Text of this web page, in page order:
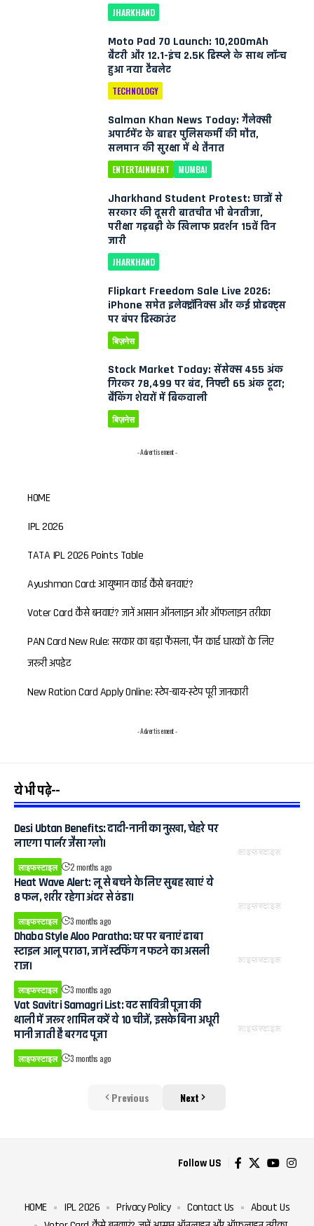
JHARKHAND
Moto Pad 70 Launch: 10,200mAh
बैटरी और 12.1-इंच 2.5K डिस्प्ले के साथ लॉन्च
हुआ नया टैबलेट
TECHNOLOGY
Salman Khan News Today: गैलेक्सी
अपार्टमेंट के बाहर पुलिसकर्मी की मौत,
सलमान की सुरक्षा में थे तैनात
ENTERTAINMENT MUMBAI
Jharkhand Student Protest: छात्रों से
सरकार की दूसरी बातचीत भी बेनतीजा,
परीक्षा गड़बड़ी के खिलाफ प्रदर्शन 15वें दिन
जारी
JHARKHAND
Flipkart Freedom Sale Live 2026:
iPhone समेत इलेक्ट्रॉनिक्स और कई प्रोडक्ट्स
पर बंपर डिस्काउंट
बिज़नेस
Stock Market Today: सेंसेक्स 455 अंक
गिरकर 78,499 पर बंद, निफ्टी 65 अंक टूटा;
बैंकिंग शेयरों में बिकवाली
बिज़नेस
- Advertisement -
HOME
IPL 2026
TATA IPL 2026 Points Table
Ayushman Card: आयुष्मान कार्ड कैसे बनवाएं?
Voter Card कैसे बनवाएं? जानें आसान ऑनलाइन और ऑफलाइन तरीका
PAN Card New Rule: सरकार का बड़ा फैसला, पैन कार्ड धारकों के लिए
जरूरी अपडेट
New Ration Card Apply Online: स्टेप-बाय-स्टेप पूरी जानकारी
- Advertisement -
ये भी पढ़े--
लाइफस्टाइल
Desi Ubtan Benefits: दादी-नानी का नुस्खा, चेहरे पर
लाएगा पार्लर जैसा ग्लो।
लाइफस्टाइल 2 months ago
लाइफस्टाइल
Heat Wave Alert: लू से बचने के लिए सुबह खाएं ये
8 फल, शरीर रहेगा अंदर से ठंडा।
लाइफस्टाइल 3 months ago
लाइफस्टाइल
Dhaba Style Aloo Paratha: घर पर बनाएं ढाबा
स्टाइल आलू पराठा, जानें स्टफिंग न फटने का असली
राज।
लाइफस्टाइल 3 months ago
लाइफस्टाइल
Vat Savitri Samagri List: वट सावित्री पूजा की
थाली में जरूर शामिल करें ये 10 चीजें, इसके बिना अधूरी
मानी जाती है बरगद पूजा
लाइफस्टाइल 3 months ago
Previous Next
Follow US
HOME IPL 2026 Privacy Policy Contact Us
About Us